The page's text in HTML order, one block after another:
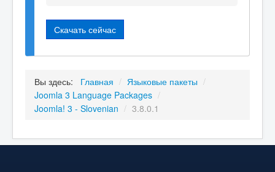
Скачать сейчас
Вы здесь: Главная / Языковые пакеты /
Joomla 3 Language Packages /
Joomla! 3 - Slovenian / 3.8.0.1